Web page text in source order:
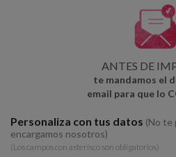
ANTES DE
te mandamos el
email para que lo
Personaliza con tus datos (No te
encargamos nosotros)
(Los campos con asterísco son obligatorios)